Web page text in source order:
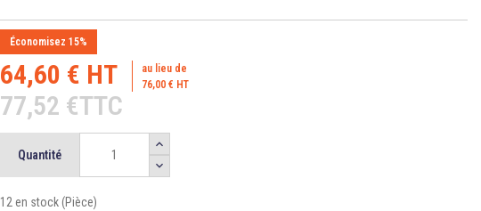
Économisez 15%
64,60 € HT
77,52 €TTC
au lieu de
76,00 € HT
Quantité
12 en stock (Pièce)